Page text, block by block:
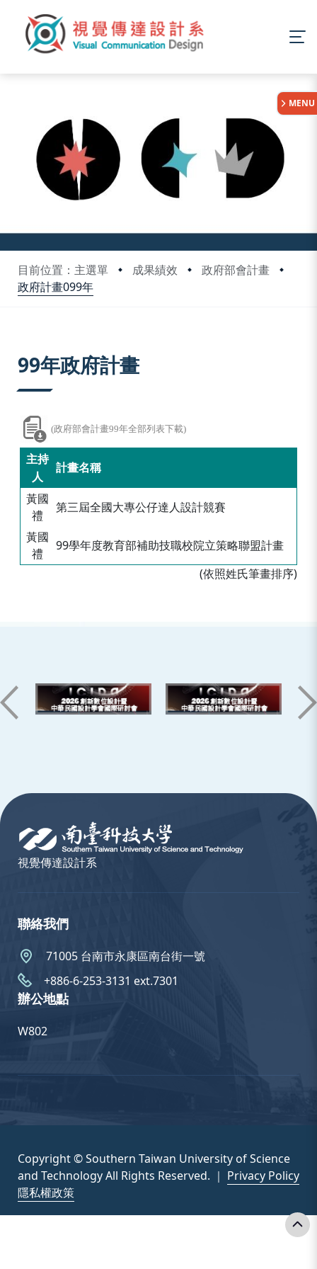
目前位置：主選單 成果績效
政府部會計畫
政府計畫099年
MENU
99年政府計畫
(政府部會計畫99年全部列表下載)
主持
人
計畫名稱
黃國
禮
第三屆全國大專公仔達人設計競賽
黃國
禮
99學年度教育部補助技職校院立策略聯盟計畫
(依照姓氏筆畫排序)
視覺傳達設計系
聯絡我們
71005 台南市永康區南台街一號
+886-6-253-3131 ext.7301
辦公地點
W802
Copyright © Southern Taiwan University of Science
and Technology All Rights Reserved. ｜ Privacy Policy
隱私權政策